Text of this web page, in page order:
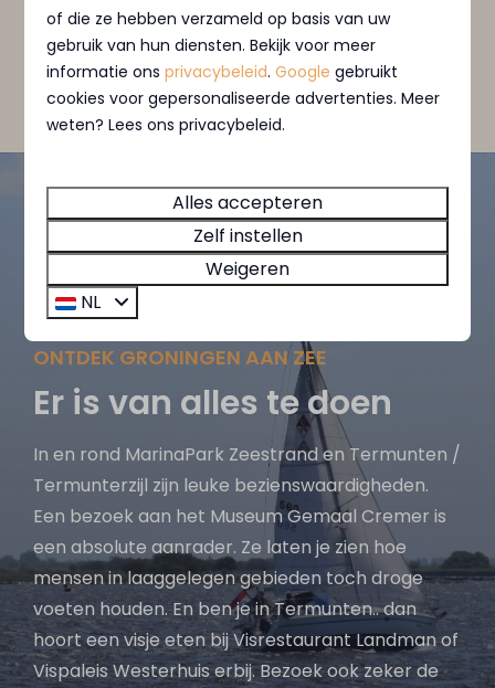
Ontdek de faciliteiten van MarinaPark
Zeestrand!
ONTDEK GRONINGEN AAN ZEE
Er is van alles te doen
In en rond MarinaPark Zeestrand en Termunten /
Termunterzijl zijn leuke bezienswaardigheden.
Een bezoek aan het Museum Gemaal Cremer is
een absolute aanrader. Ze laten je zien hoe
mensen in laaggelegen gebieden toch droge
voeten houden. En ben je in Termunten.. dan
hoort een visje eten bij Visrestaurant Landman of
Vispaleis Westerhuis erbij. Bezoek ook zeker de
of die ze hebben verzameld op basis van uw
gebruik van hun diensten. Bekijk voor meer
informatie onsprivacybeleid.Google gebruikt
cookies voor gepersonaliseerde advertenties. Meer
weten? Lees ons privacybeleid.
Alles accepteren
Zelf instellen
Weigeren
NL